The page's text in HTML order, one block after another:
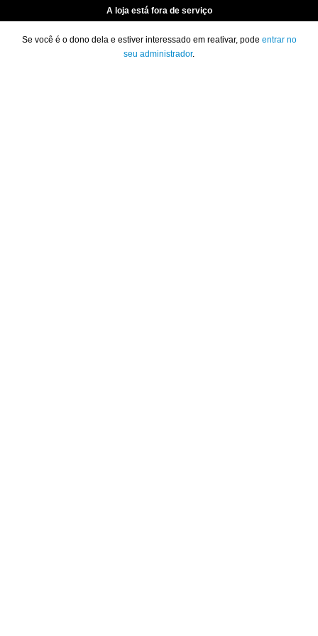
A loja está fora de serviço
Se você é o dono dela e estiver interessado em reativar, pode entrar no
seu administrador.